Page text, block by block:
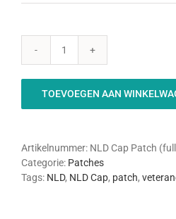
NLD
(Full
aantal
TOEVOEGEN AAN
Artikelnummer: NLD Cap Patch
Categorie: Patches
Tags: NLD, NLD Cap, patch,